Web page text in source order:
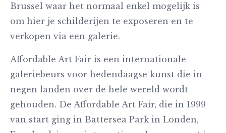
Brussel waar het normaal enkel mogelijk is
om hier je schilderijen te exposeren en te
verkopen via een galerie.
Affordable Art Fair is een internationale
galeriebeurs voor hedendaagse kunst die in
negen landen over de hele wereld wordt
gehouden. De Affordable Art Fair, die in 1999
van start ging in Battersea Park in Londen,